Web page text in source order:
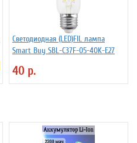
Светодиодная (LED)FIL лампа
Smart Buy SBL-C37F-05-40K-E27
40 р.